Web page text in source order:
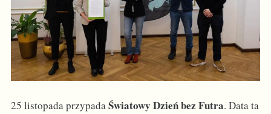
25 listopada przypadaŚwiatowy Dzień bez Futra. Data ta